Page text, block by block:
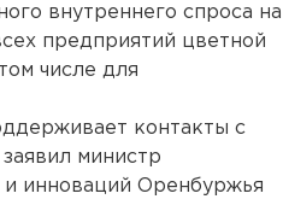
внутреннего спроса на
предприятий цветной
числе для
контакты с
министр
инноваций Оренбуржья